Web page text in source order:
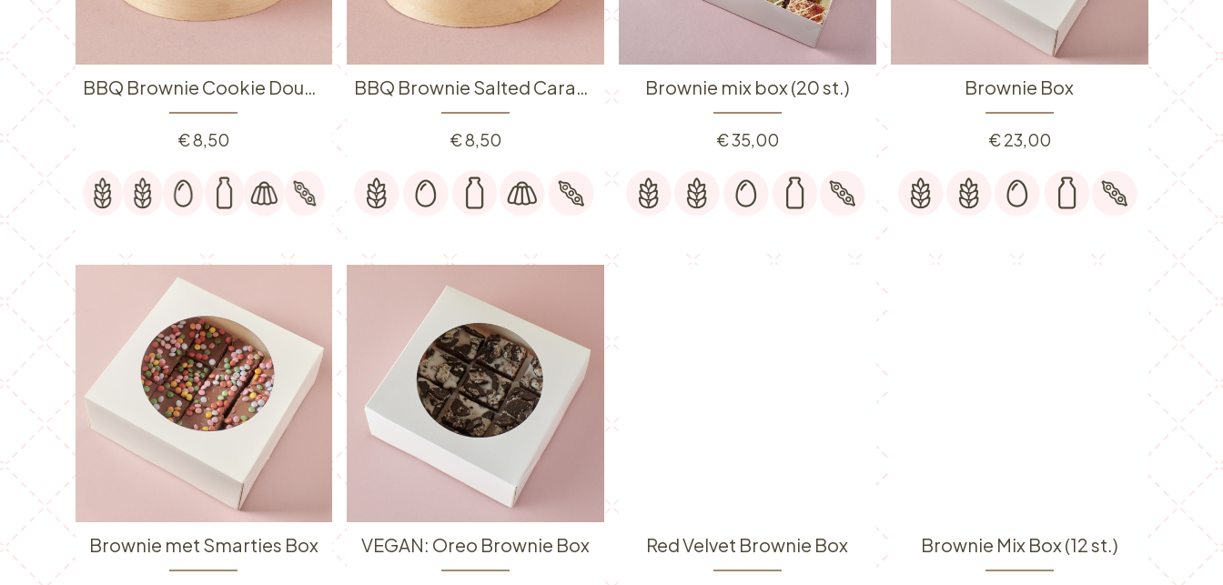
BBQ Brownie Cookie Dough
€8,50
BBQ Brownie Salted Caramel & Witte Chocolade
€8,50
Brownie mix box (20 st.)
€35,00
Brownie Box
€23,00
Brownie met Smarties Box VEGAN: Oreo Brownie Box Red Velvet Brownie Box Brownie Mix Box (12 st.)